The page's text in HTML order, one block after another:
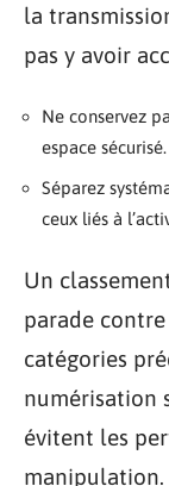
la
pas y avoir
Ne conservez
espace sécurisé.
Séparez
ceux liés à
Un
parade
catégories
numérisation
évitent les
manipulation.